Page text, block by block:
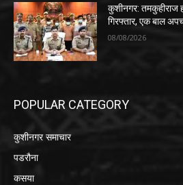
कुशीनगर: तमकुहीराज
गिरफ्तार, एक बाल
08/08/2026
POPULAR CATEGORY
कुशीनगर समाचार
पडरौना
कसया